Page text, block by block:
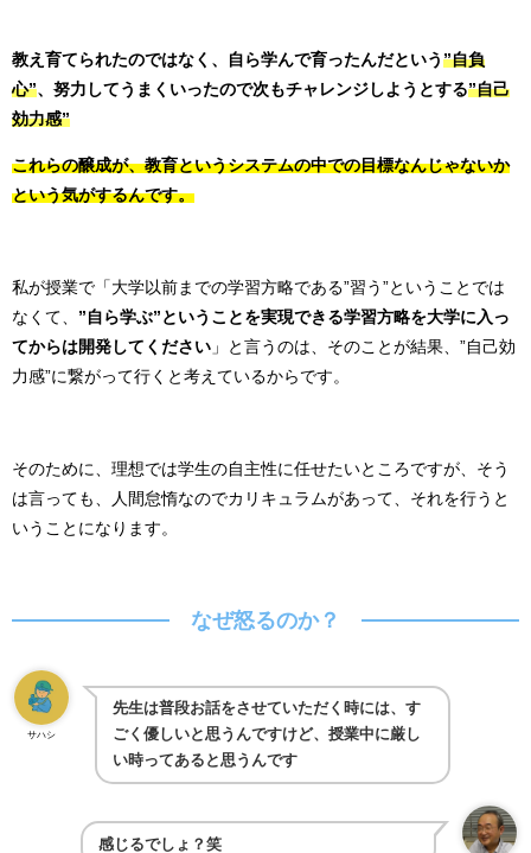
教え育てられたのではなく、自ら学んで育ったんだという ”自負
心”、努力してうまくいったので次もチャレンジしようとする”自己
効力感”
これらの醸成が、教育というシステムの中での目標なんじゃないか
という気がするんです。
私が授業で「大学以前までの学習方略である”習う”ということでは
なくて、 ” 自ら学ぶ”ということを実現できる学習方略を大学に入っ
てからは開発してください 」と言うのは、そのことが結果、”自己効
力感”に繋がって行くと考えているからです。
そのために、理想では学生の自主性に任せたいところですが、 そう
は言っても、人間怠惰なのでカリキュラムがあって、それを行うと
いうことになります。
なぜ怒るのか？
サハシ
先生は普段お話をさせていただく時には、す
ごく優しいと思うんですけど、授業中に厳し
い時ってあると思うんです
感じるでしょ？笑